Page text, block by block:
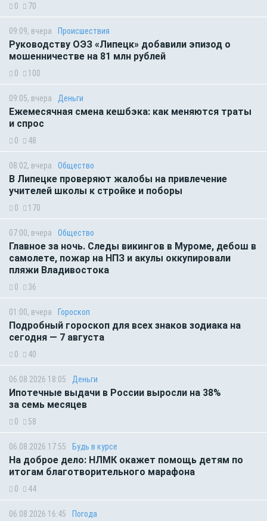
0 70
09:09, вчера Происшествия
Руководству ОЭЗ «Липецк» добавили эпизод о
мошенничестве на 81 млн рублей
0 100
09:05, вчера Деньги
Ежемесячная смена кешбэка: как меняются траты
и спрос
0 48
08:02, вчера Общество
В Липецке проверяют жалобы на привлечение
учителей школы к стройке и поборы
0 170
07:00, вчера Общество
Главное за ночь. Следы викингов в Муроме, дебош в
самолете, пожар на НПЗ и акулы оккупировали
пляжи Владивостока
0 36
01:00, вчера Гороскоп
Подробный гороскоп для всех знаков зодиака на
сегодня — 7 августа
0 40
06.08.2026 18:05 Деньги
Ипотечные выдачи в России выросли на 38%
за семь месяцев
0 58
06.08.2026 17:55 Будь в курсе
На доброе дело: НЛМК окажет помощь детям по
итогам благотворительного марафона
0 44
06.08.2026 16:45 Погода